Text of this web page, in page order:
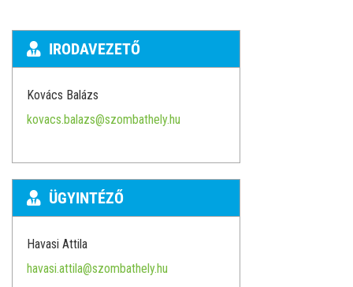
IRODAVEZETŐ
Kovács Balázs
kovacs.balazs@szombathely.hu
ÜGYINTÉZŐ
Havasi Attila
havasi.attila@szombathely.hu